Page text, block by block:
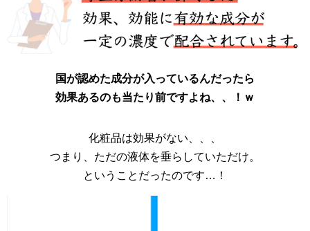
国が認めた成分が入っているんだったら
効果あるのも当たり前ですよね、、！ｗ
化粧品は効果がない、、、
つまり、ただの液体を垂らしていただけ。
ということだったのです…！